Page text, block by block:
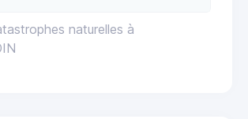
naturelles à